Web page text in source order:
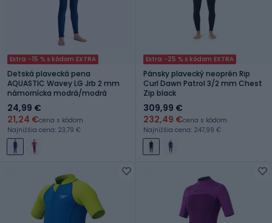
Extra -15 % s kódom EXTRA
Detská plavecká pena
AQUASTIC Wavey LG Jrb 2 mm
námornícka modrá/modrá
24,99 €
21,24 €cena s kódom
Najnižšia cena: 23,79 €
Extra -25 % s kódom EXTRA
Pánsky plavecký neoprén Rip
Curl Dawn Patrol 3/2 mm Chest
Zip black
309,99 €
232,49 €cena s kódom
Najnižšia cena: 247,99 €